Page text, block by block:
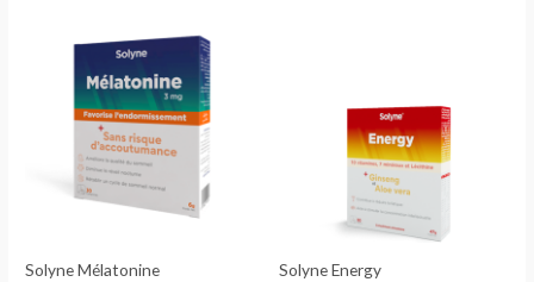
Solyne Mélatonine Solyne Energy